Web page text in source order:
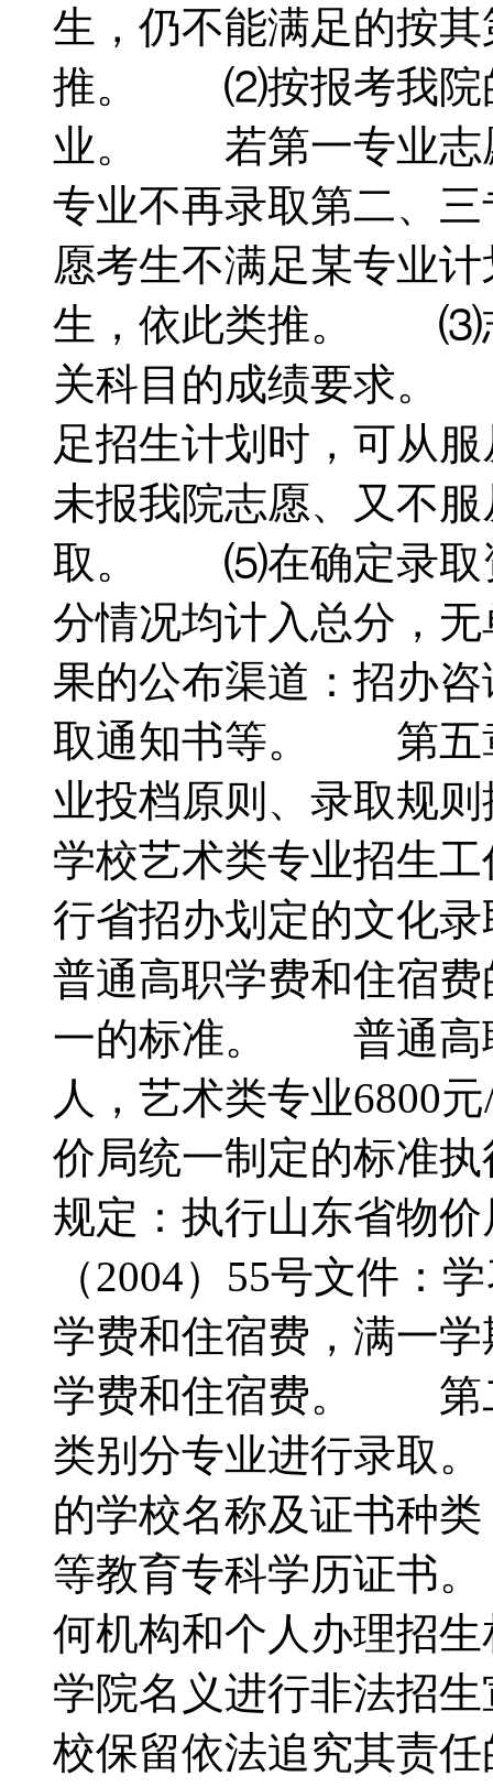
生，仍不能满足的按
推。 ⑵按报考我院的
业。 若第一专业志
专业不再录取第二、
愿考生不满足某专业
生，依此类推。 ⑶志
关科目的成绩要求
足招生计划时，可从
未报我院志愿、又不
取。 ⑸在确定录取资
分情况均计入总分
果的公布渠道：招办
取通知书等。 第五
业投档原则、录取规
学校艺术类专业招生
行省招办划定的文化
普通高职学费和住宿
一的标准。 普通高
人，艺术类专业
价局统一制定的标准
规定：执行山东省物
（2004）55号文件：
学费和住宿费，满一
学费和住宿费。 第
类别分专业进行录取
的学校名称及证书种
等教育专科学历证书
何机构和个人办理招
学院名义进行非法招
校保留依法追究其责